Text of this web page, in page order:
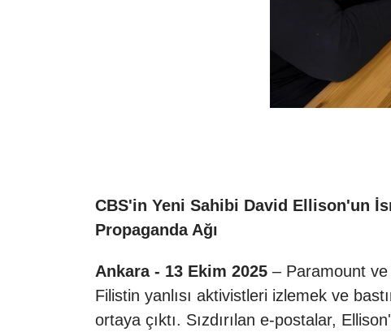
CBS'in Yeni Sahibi David Ellison'un
Propaganda Ağı
Ankara - 13 Ekim 2025 – Paramount
Filistin yanlısı aktivistleri izlemek ve
ortaya çıktı. Sızdırılan e-postalar,